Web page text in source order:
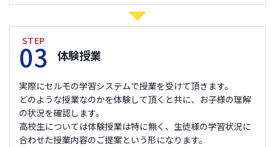
STEP
03 体験授業
実際にセルモの学習システムで授業を受けて頂きます。
どのような授業なのかを体験して頂くと共に、お子様の理解
の状況を確認します。
高校生については体験授業は特に無く、生徒様の学習状況に
合わせた授業内容のご提案という形になります。